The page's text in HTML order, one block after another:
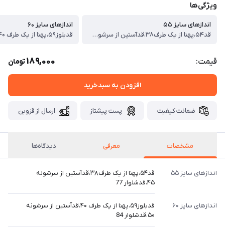
ویژگی‌ها
اندازهای سایز ۵۵
قد۵۴،پهنا از یک طرف۳۸،قدآستین از سرشونه ۴۵،قدشلوار 77
اندازهای سایز ۶۰
قیمت: 189,000تومان
افزودن به سبدخرید
ضمانت کیفیت پست پیشتاز ارسال از قزوین
مشخصات معرفی دیدگاه‌ها
اندازهای سایز ۵۵
قد۵۴،پهنا از یک طرف۳۸،قدآستین از سرشونه
۴۵،قدشلوار 77
اندازهای سایز ۶۰
قدبلوز۵۹،پهنا از یک طرف ۴۰،قدآستین از سرشونه
۵۰،قدشلوار 84